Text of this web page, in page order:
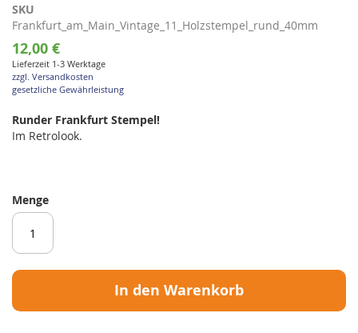
Zum
Anfang
der
Bildgalerie
springen
SKU
Frankfurt_am_Main_Vintage_11_Holzstempel_rund_40mm
12,00 €
Lieferzeit 1-3 Werktage
zzgl. Versandkosten
gesetzliche Gewährleistung
Runder Frankfurt Stempel!
Im Retrolook.
Menge
In den Warenkorb